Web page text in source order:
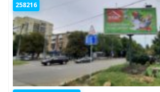
258216